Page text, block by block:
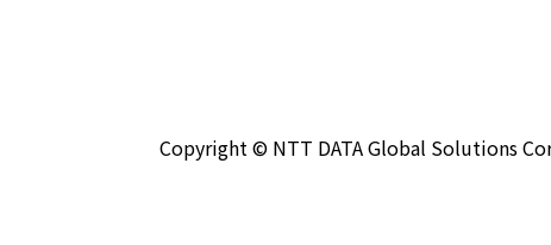
Copyright © NTT DATA Global Solutions